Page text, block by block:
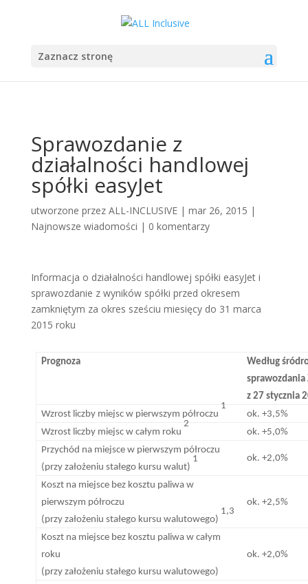
Zaznacz stronę
Sprawozdanie z
działalności handlowej
spółki easyJet
utworzone przez ALL-INCLUSIVE| mar 26, 2015 |
Najnowsze wiadomości | 0 komentarzy
Informacja o działalności handlowej spółki easyJet i
sprawozdanie z wyników spółki przed okresem
zamkniętym za okres sześciu miesięcy do 31 marca
2015 roku
Prognoza
Według
sprawozdania
z 27 stycznia
Wzrost liczby miejsc w pierwszym półroczu
1
ok. +3,5%
Wzrost liczby miejsc w całym roku
2
ok. +5,0%
Przychód na miejsce w pierwszym półroczu
(przy założeniu stałego kursu walut)
1 ok. +2,0%
Koszt na miejsce bez kosztu paliwa w
pierwszym półroczu
(przy założeniu stałego kursu walutowego)
1,3
ok. +2,5%
Koszt na miejsce bez kosztu paliwa w całym
roku
(przy założeniu stałego kursu walutowego)
ok. +2,0%